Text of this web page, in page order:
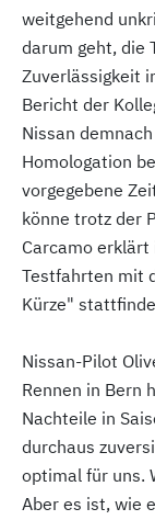
weitgehend
darum geht, die
Zuverlässigkeit
Bericht der
Nissan
Homologation
vorgegebene
könne trotz der
Carcamo
Testfahrten mit
Kürze"
Nissan-Pilot
Rennen in Bern
Nachteile in
durchaus
optimal für uns.
Aber es ist, wie